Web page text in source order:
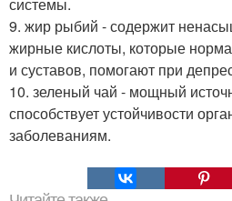
9. жир рыбий - содержит
жирные кислоты, которые
и суставов, помогают при
10. зеленый чай - мощный
способствует устойчивости
заболеваниям.